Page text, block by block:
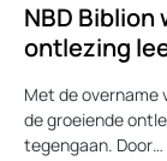
NBD
ontlezing
Met de overname
de groeiende
tegengaan. Door…